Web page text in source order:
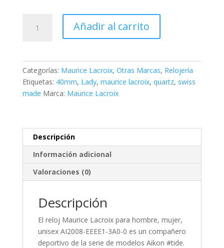
Lacroix
Quartz
40mm
Añadir al carrito
Categorías: Maurice Lacroix, Otras Marcas, Relojería
Etiquetas: 40mm, Lady, maurice lacroix, quartz, swiss
made Marca: Maurice Lacroix
Descripción
Información adicional
Valoraciones (0)
Descripción
El reloj Maurice Lacroix para hombre, mujer,
unisex AI2008-EEEE1-3A0-0 es un compañero
deportivo de la serie de modelos Aikon #tide.